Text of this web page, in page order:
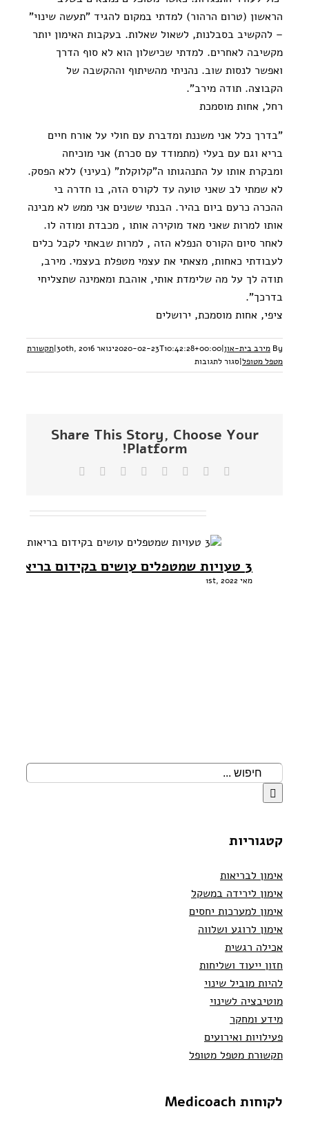
הראשון (טרום הרהור) למדתי במקום להגיד "תעשה שינוי"
– להקשיב בסבלנות, לשאול שאלות. בעקבות האימון יותר
מקשיבה לאחרים. למדתי שכישלון הוא לא סוף הדרך
ואפשר לנסות שוב. נהניתי מהשיתוף וההקשבה של
הקבוצה. תודה מירב".
רחל, אחות מוסמכת
"בדרך כלל אני משננת ומדברת עם חולי על אורח חיים
בריא וגם עם בעלי (מתמודד עם סכרת) אני מוכיחה
ומבקרת אותו על התנהגותו ה"קלוקלת" (בעיני) ללא הפסק.
לא שמתי לב שאני טועה עד לקורס הזה, בו חדרה בי
ההכרה כרעם ביום בהיר. הבנתי ששנים אני ממש לא מבינה
אותו למרות שאני מאד מוקירה אותו , מכבדת ומודה לו.
לאחר סיום הקורס הנפלא הזה , למרות שבאתי לקבל כלים
לעבודתי כאחות, מצאתי את עצמי מטפלת בעצמי. מירב,
תודה לך על מה שלימדת אותי, אוהבת ומאמינה שתצליחי
בדרכך".
ציפי, אחות מוסמכת, ירושלים
By מירב בית-און|
2020-02-23T10:42:28+00:00ינואר 30th, 2016 |תקשורת
מטפל מטופל|סגור לתגובותעל
קורס
מטפל
Share This Story, Choose Your
Platform!
Facebook
Twitter
Reddit
LinkedIn
Tumblr
Pinterest
3 טעויות שמטפלים עושים בקידום בריאות
מאי 1st, 2022
חיפוש...
קטגוריות
אימון לבריאות
אימון לירידה במשקל
אימון למערכות יחסים
אימון לרוגע ושלווה
אכילה רגשית
חזון ייעוד ושליחות
להיות מוביל שינוי
מוטיבציה לשינוי
מידע ומחקר
פעילויות ואירועים
תקשורת מטפל מטופל
לקוחות Medicoach